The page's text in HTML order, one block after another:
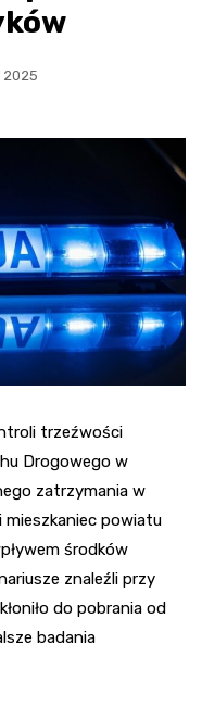
2025
trzeźwości
Drogowego w
zatrzymania w
mieszkaniec powiatu
środków
znaleźli przy
do pobrania od
badania